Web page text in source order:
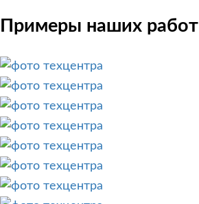
Примеры наших работ